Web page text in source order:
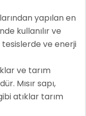
yapılan en
kullanılır ve
ve enerji
ve tarım
Mısır sapı,
atıklar tarım